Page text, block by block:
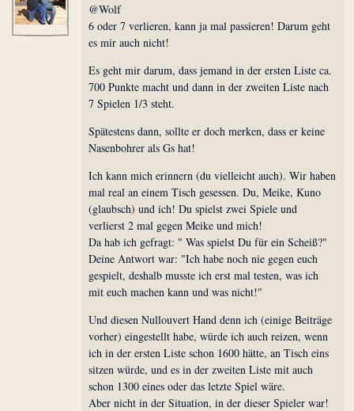
@Wolf
6 oder 7 verlieren, kann ja mal passieren! Darum geht
es mir auch nicht!
Es geht mir darum, dass jemand in der ersten Liste ca.
700 Punkte macht und dann in der zweiten Liste nach
7 Spielen 1/3 steht.
Spätestens dann, sollte er doch merken, dass er keine
Nasenbohrer als Gs hat!
Ich kann mich erinnern (du vielleicht auch). Wir haben
mal real an einem Tisch gesessen. Du, Meike, Kuno
(glaubsch) und ich! Du spielst zwei Spiele und
verlierst 2 mal gegen Meike und mich!
Da hab ich gefragt: " Was spielst Du für ein Scheiß?"
Deine Antwort war: "Ich habe noch nie gegen euch
gespielt, deshalb musste ich erst mal testen, was ich
mit euch machen kann und was nicht!"
Und diesen Nullouvert Hand denn ich (einige Beiträge
vorher) eingestellt habe, würde ich auch reizen, wenn
ich in der ersten Liste schon 1600 hätte, an Tisch eins
sitzen würde, und es in der zweiten Liste mit auch
schon 1300 eines oder das letzte Spiel wäre.
Aber nicht in der Situation, in der dieser Spieler war!